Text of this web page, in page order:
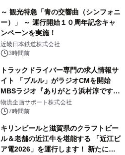
～ 観光特急「青の交響曲（シンフォニ
ー）」 ～ 運行開始１０周年記念キャ
ンペーンを実施！
近畿日本鉄道株式会社
3時間前
トラックドライバー専門の求人情報サ
イト 「ブルル」がラジオCMを開始
MBSラジオ『ありがとう浜村淳です』
にて8月1日(土)より
物流企画サポート株式会社
7時間前
キリンビールと滋賀県のクラフトビー
ル＆老舗の近江牛を堪能する 「近江ビ
ア電2026」を運行します！ 新たに